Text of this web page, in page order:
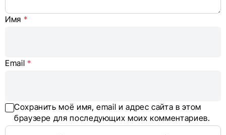
Имя *
Email *
Сохранить моё имя, email и адрес сайта в этом
браузере для последующих моих комментариев.